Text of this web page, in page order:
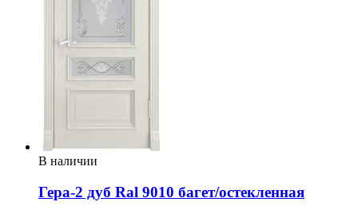
В наличии
Гера-2 дуб Ral 9010 багет/остекленная